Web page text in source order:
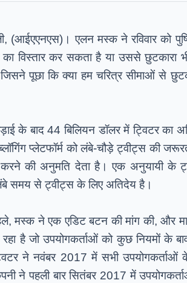
(आईएएनएस)। एलन मस्क ने रविवार को
का विस्तार कर सकता है या उससे
पूछा कि क्या हम चरित्र सीमाओं से
के बाद 44 बिलियन डॉलर में ट्विटर
प्लेटफॉर्म को लंबे-चौड़े ट्वीट्स की
की अनुमति देता है। एक अनुयायी के
समय से ट्वीट्स के लिए अतिदेय है।
मस्क ने एक एडिट बटन की मांग की, और
है जो उपयोगकर्ताओं को कुछ नियमों के
ने नवंबर 2017 में सभी उपयोगकर्ताओं
ने पहली बार सितंबर 2017 में